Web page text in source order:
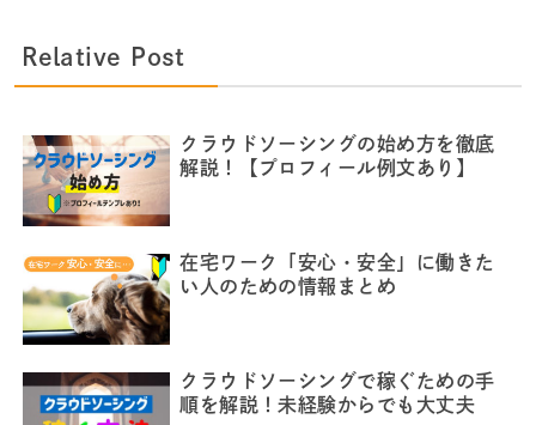
Relative Post
クラウドソーシングの始め方を徹底
解説！【プロフィール例文あり】
在宅ワーク「安心・安全」に働きた
い人のための情報まとめ
クラウドソーシングで稼ぐための手
順を解説！未経験からでも大丈夫